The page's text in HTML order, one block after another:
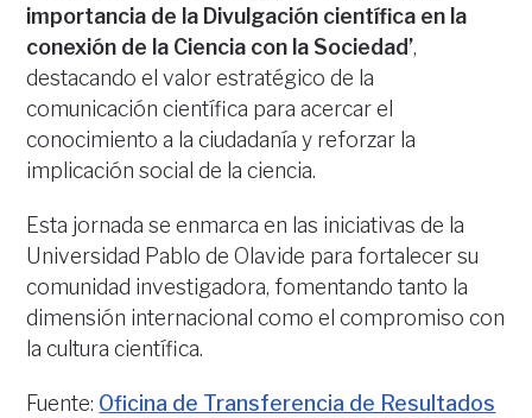
importancia de la Divulgación científica en la
conexión de la Ciencia con la Sociedad’,
destacando el valor estratégico de la
comunicación científica para acercar el
conocimiento a la ciudadanía y reforzar la
implicación social de la ciencia.
Esta jornada se enmarca en las iniciativas de la
Universidad Pablo de Olavide para fortalecer su
comunidad investigadora, fomentando tanto la
dimensión internacional como el compromiso con
la cultura científica.
Fuente: Oficina de Transferencia de Resultados